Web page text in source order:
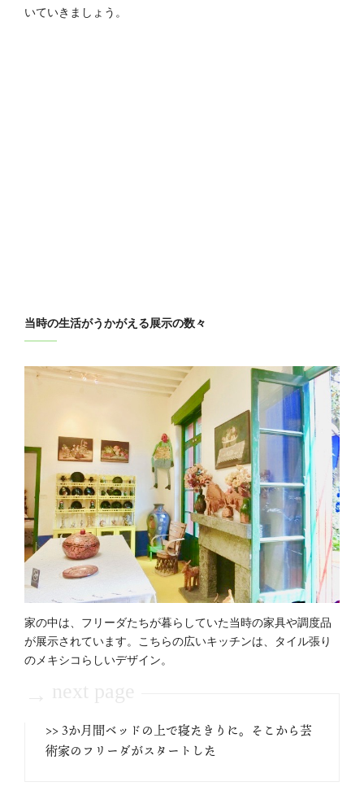
いていきましょう。
当時の生活がうかがえる展示の数々
家の中は、フリーダたちが暮らしていた当時の家具や調度品
が展示されています。こちらの広いキッチンは、タイル張り
のメキシコらしいデザイン。
>> 3か月間ベッドの上で寝たきりに。そこから芸
術家のフリーダがスタートした